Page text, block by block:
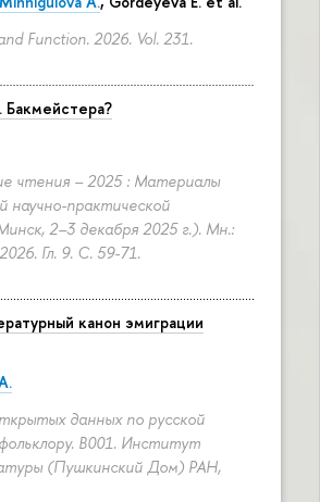
Function. 2026. Vol. 231.
чтения – 2025 : Материалы
научно-практической
2–3 декабря 2025 г.). Мн.:
Гл. 9. С. 59-71.
канон эмиграции
данных по русской
B001. Институт
(Пушкинский Дом) РАН,